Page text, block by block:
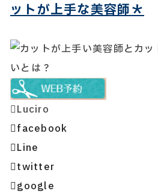
ットが上手な美容師＊
Luciro
facebook
Line
twitter
google